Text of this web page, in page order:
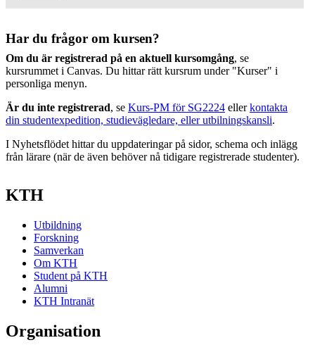
Har du frågor om kursen?
Om du är registrerad på en aktuell kursomgång, se
kursrummet i Canvas. Du hittar rätt kursrum under "Kurser" i
personliga menyn.
Är du inte registrerad, se Kurs-PM för SG2224 ellerkontakta
din studentexpedition, studievägledare, eller utbilningskansli.
I Nyhetsflödet hittar du uppdateringar på sidor, schema och inlägg
från lärare (när de även behöver nå tidigare registrerade studenter).
KTH
Utbildning
Forskning
Samverkan
Om KTH
Student på KTH
Alumni
KTH Intranät
Organisation